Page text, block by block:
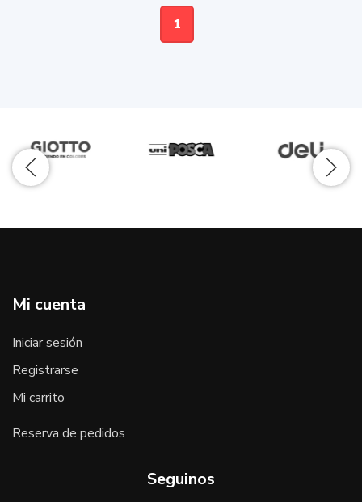
1
Mi cuenta
Iniciar sesión
Registrarse
Mi carrito
Reserva de pedidos
Seguinos